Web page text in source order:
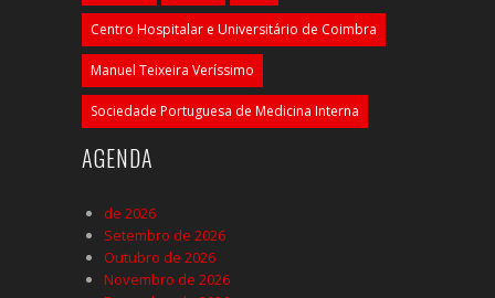
Centro Hospitalar e Universitário de Coimbra
Manuel Teixeira Veríssimo
Sociedade Portuguesa de Medicina Interna
AGENDA
de 2026
Setembro de 2026
Outubro de 2026
Novembro de 2026